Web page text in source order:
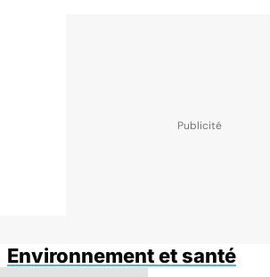
Environnement et santé